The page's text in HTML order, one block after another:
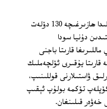
ناملىق ماقالا ئېلان قىلىنغان بولۇپ، ماقالىدا ھازىرغىچە 130 دۆلەت
دۇنيا سودا
قارىتا باجنى
قارىتا يۇقىرى ئۆلچەملىك
ۋاستىلارنى قوللىنىپ،
تۆكمە بولۇپ ئېقىپ
خەۋەر قىلىنغان.